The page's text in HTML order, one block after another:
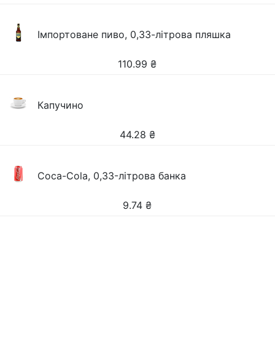
Імпортоване пиво, 0,33-літрова пляшка
110.99 ₴
Капучино
44.28 ₴
Coca-Cola, 0,33-літрова банка
9.74 ₴